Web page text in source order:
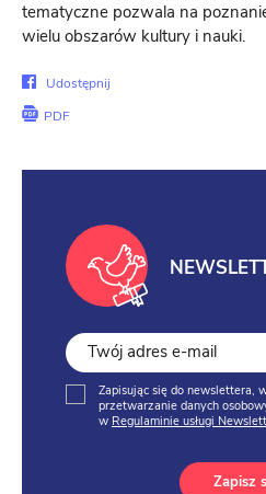
tematyczne pozwala na
wielu obszarów kultury i nauki.
Udostępnij
Facebook
Udostępnij
PDF
Zapisując się do newslettera,
przetwarzanie danych
w Regulaminie usługi
Zapisz